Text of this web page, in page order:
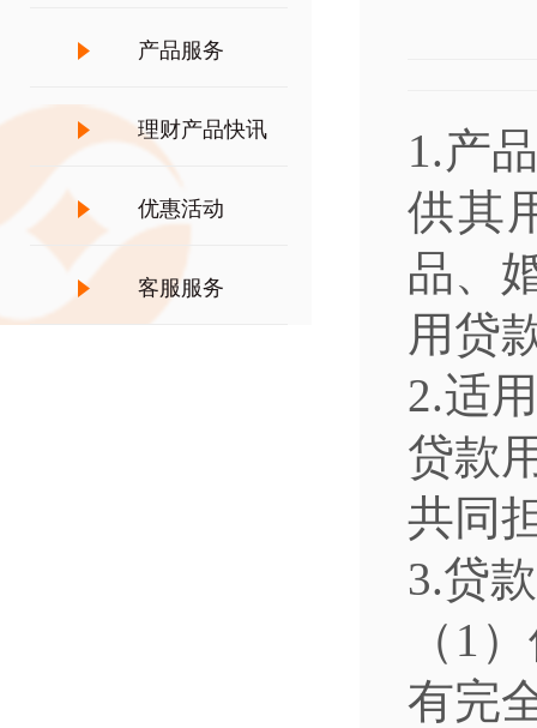
产品服务
理财产品快讯
优惠活动
客服服务
1.产
供其
品、
用贷
2.适
贷款
共同
3.贷
（1
有完